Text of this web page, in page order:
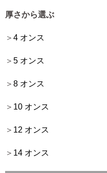
厚さから選ぶ
4 オンス
5 オンス
8 オンス
10 オンス
12 オンス
14 オンス